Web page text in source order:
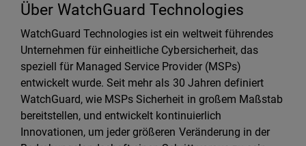
Über WatchGuard Technologies
WatchGuard Technologies ist ein weltweit führendes
Unternehmen für einheitliche Cybersicherheit, das
speziell für Managed Service Provider (MSPs)
entwickelt wurde. Seit mehr als 30 Jahren definiert
WatchGuard, wie MSPs Sicherheit in großem Maßstab
bereitstellen, und entwickelt kontinuierlich
Innovationen, um jeder größeren Veränderung in der